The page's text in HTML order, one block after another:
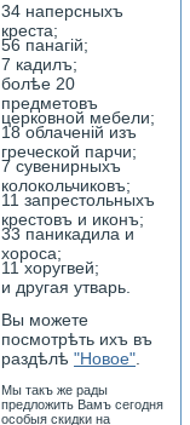
34 наперсныхъ
креста;
56 панагiй;
7 кадилъ;
болѣе 20
предметовъ
церковной мебели;
18 облаченiй изъ
греческой парчи;
7 сувенирныхъ
колокольчиковъ;
11 запрестольныхъ
крестовъ и иконъ;
33 паникадила и
хороса;
11 хоругвей;
и другая утварь.
Вы можете
посмотрѣть ихъ въ
раздѣлѣ "Новое"
Мы такъ же рады
предложить Вамъ сегодня
особыя скидки на